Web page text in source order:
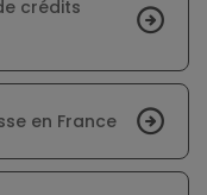
crédits
en France